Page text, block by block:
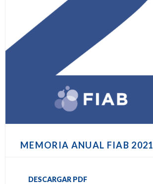
MEMORIA ANUAL FIAB 2021
DESCARGAR PDF